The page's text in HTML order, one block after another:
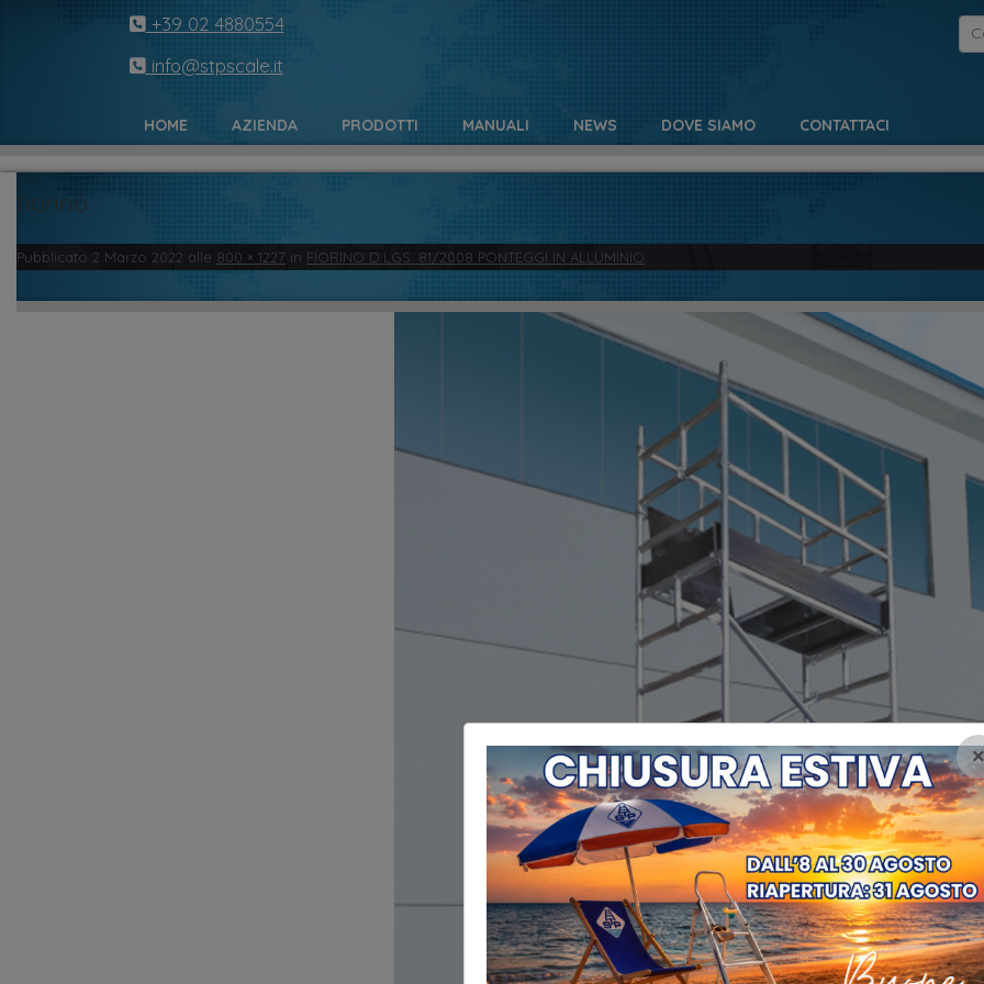
+39 02 4880554
info@stpscale.it
HOME AZIENDA PRODOTTI MANUALI NEWS DOVE SIAMO CONTATTACI
fiorino
Pubblicato 2 Marzo 2022 alle 800 × 1227 in FIORINO D.LGS. 81/2008 PONTEGGI IN ALLUMINIO
×